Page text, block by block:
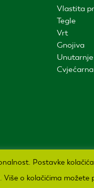
Vlastita
Tegle
Vrt
Gnojiva
Cvjećarna
Postavke
Više o kolačićima možete